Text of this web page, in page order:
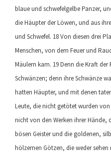
blaue und schwefelgelbe Panzer,
die Häupter der Löwen, und aus
und Schwefel. 18 Von diesen drei
Menschen, von dem Feuer und
Mäulern kam. 19 Denn die Kraft
Schwänzen; denn ihre Schwänze
hatten Häupter, und mit denen
Leute, die nicht getötet wurden
nicht von den Werken ihrer Hände,
bösen Geister und die goldenen,
hölzernen Götzen, die weder